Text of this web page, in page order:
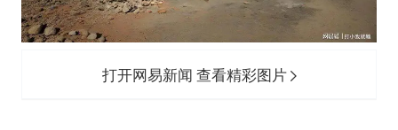
打开网易新闻 查看精彩图片